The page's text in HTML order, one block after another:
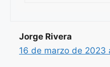
Jorge Rivera
16 de marzo de 2023